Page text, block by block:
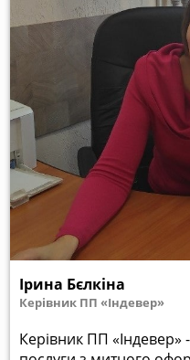
Ірина Бєлкіна
Керівник ПП «Індевер»
Керівник ПП «Індевер»